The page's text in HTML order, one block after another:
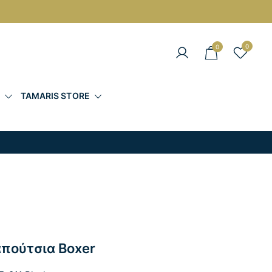
0 0
TAMARIS STORE
Boxer